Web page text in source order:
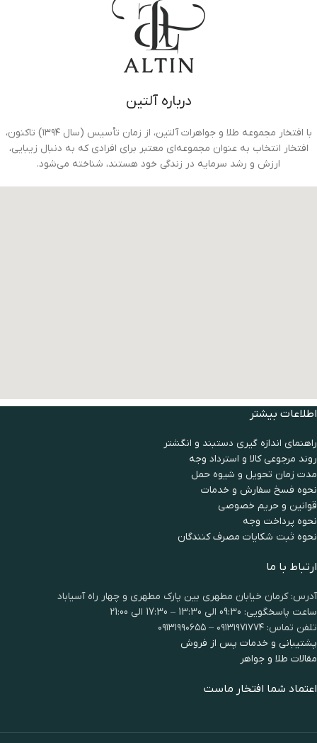
درباره آلتین
با افتخار مجموعه طلا و جواهرات آلتین، از زمان تأسیس (سال ۱۳۹۴) تاکنون،
افتخار انتخاب به عنوان مجموعه‌ای معتبر برای افرادی که به دنبال زیبایی،
ارزش و رشد سرمایه در زندگی خود هستند، شناخته می‌شود.
اطلاعات بیشتر
راهنمای اندازه گیری دستبند و انگشتر
روند مرجوعی کالا و استرداد وجه
مدت زمان تحويل و شیوه حمل
نحوه فسخ سفارش و خدمات
قوانین و حریم خصوصی
نحوه پرداخت وجه
نحوه ثبت شكايات مصرف كنندگان
ارتباط با ما
آدرس: کرمان خیابان مطهری بین پارک مطهری و چهار راه آسیاباد
ساعت پاسخگویی: 09:30 الی 13:30 – 17:30 الی 21:00
تلفن تماس: ۰۹۱۳۱۹۷۱۷۷۴ – ۰۹۱۳۱۹۹۰۶۵۵
پشتیبانی و خدمات پس از فروش
مقالات طلا و جواهر
اعتماد شما افتخار ماست